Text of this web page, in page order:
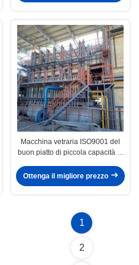
Macchina vetraria ISO9001 del
buon piatto di piccola capacità di
Ottenga il migliore prezzo
1
2